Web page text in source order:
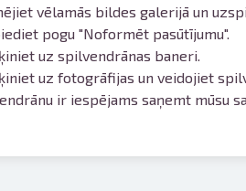
vēlamās bildes galerijā un
pogu "Noformēt pasūtījumu".
uz spilvendrānas baneri.
uz fotogrāfijas un veidojiet
ir iespējams saņemt mūsu